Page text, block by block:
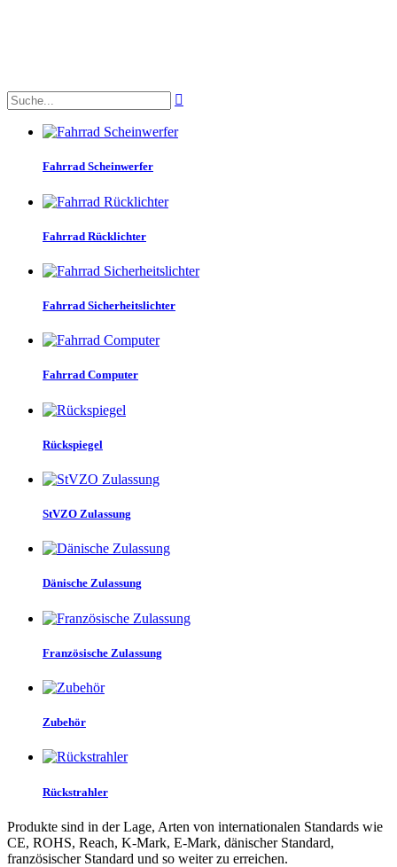

Fahrrad Scheinwerfer
Fahrrad Rücklichter
Fahrrad Sicherheitslichter
Fahrrad Computer
Rückspiegel
StVZO Zulassung
Dänische Zulassung
Französische Zulassung
Zubehör
Rückstrahler
Produkte sind in der Lage, Arten von internationalen Standards wie
CE, ROHS, Reach, K-Mark, E-Mark, dänischer Standard,
französischer Standard und so weiter zu erreichen.